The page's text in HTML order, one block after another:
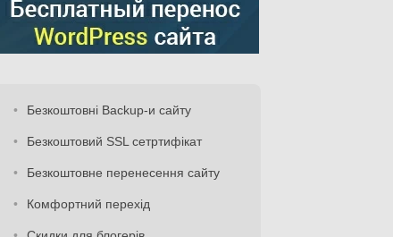
Безкоштовні Backup-и сайту
Безкоштовий SSL сетртифікат
Безкоштовне перенесення сайту
Комфортний перехід